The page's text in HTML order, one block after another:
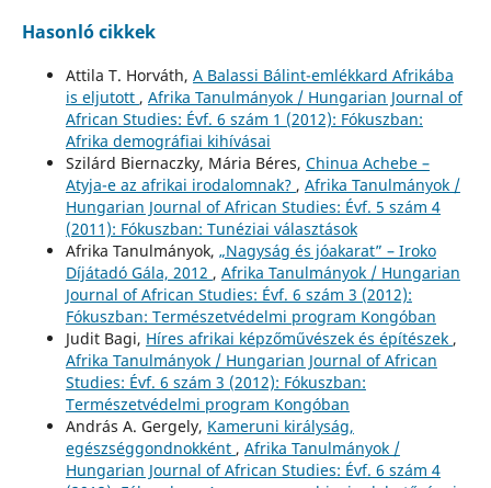
Hasonló cikkek
Attila T. Horváth, A Balassi Bálint-emlékkard Afrikába
is eljutott , Afrika Tanulmányok / Hungarian Journal of
African Studies: Évf. 6 szám 1 (2012): Fókuszban:
Afrika demográfiai kihívásai
Szilárd Biernaczky, Mária Béres, Chinua Achebe –
Atyja-e az afrikai irodalomnak? , Afrika Tanulmányok /
Hungarian Journal of African Studies: Évf. 5 szám 4
(2011): Fókuszban: Tunéziai választások
Afrika Tanulmányok, „Nagyság és jóakarat” – Iroko
Díjátadó Gála, 2012 , Afrika Tanulmányok / Hungarian
Journal of African Studies: Évf. 6 szám 3 (2012):
Fókuszban: Természetvédelmi program Kongóban
Judit Bagi, Híres afrikai képzőművészek és építészek ,
Afrika Tanulmányok / Hungarian Journal of African
Studies: Évf. 6 szám 3 (2012): Fókuszban:
Természetvédelmi program Kongóban
András A. Gergely, Kameruni királyság,
egészséggondnokként , Afrika Tanulmányok /
Hungarian Journal of African Studies: Évf. 6 szám 4